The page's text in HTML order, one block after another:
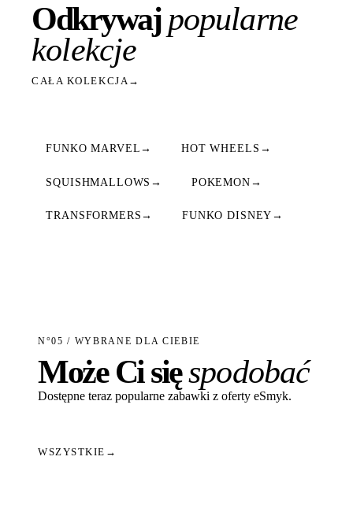
Odkrywajpopularne
kolekcje
CAŁA KOLEKCJA→
FUNKO MARVEL → HOT WHEELS →
SQUISHMALLOWS → POKEMON →
TRANSFORMERS → FUNKO DISNEY →
N°05 / WYBRANE DLA CIEBIE
Może Ci sięspodobać
Dostępne teraz popularne zabawki z oferty eSmyk.
WSZYSTKIE →